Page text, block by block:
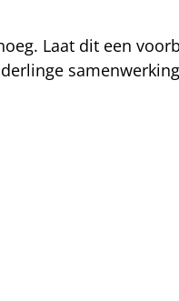
Laat dit een